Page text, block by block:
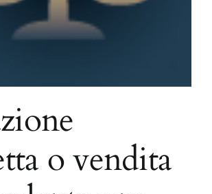
o vendita